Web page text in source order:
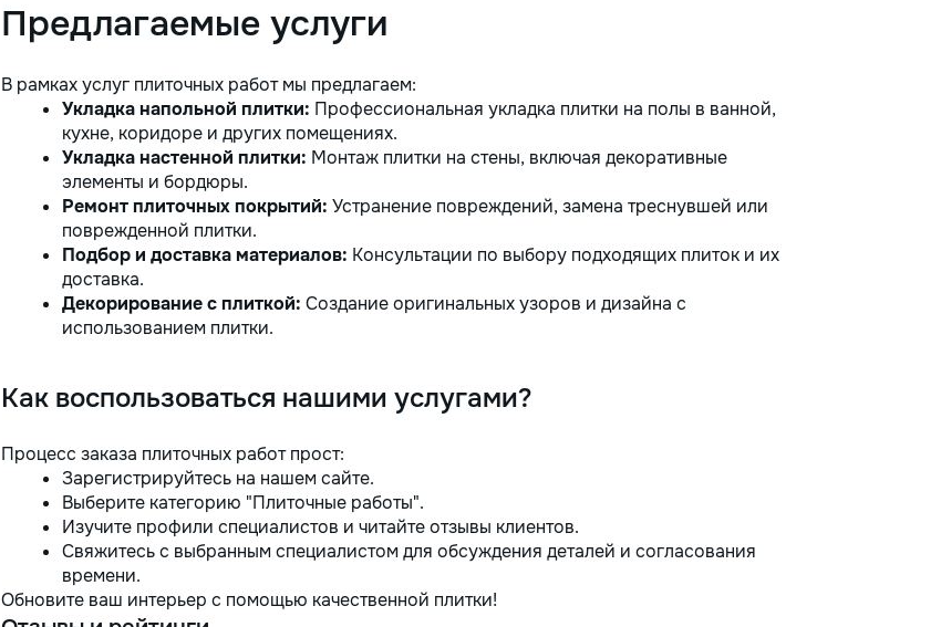
Предлагаемые услуги
В рамках услуг плиточных работ мы предлагаем:
Укладка напольной плитки: Профессиональная укладка плитки на полы в ванной,
кухне, коридоре и других помещениях.
Укладка настенной плитки: Монтаж плитки на стены, включая декоративные
элементы и бордюры.
Ремонт плиточных покрытий: Устранение повреждений, замена треснувшей или
поврежденной плитки.
Подбор и доставка материалов: Консультации по выбору подходящих плиток и их
доставка.
Декорирование с плиткой: Создание оригинальных узоров и дизайна с
использованием плитки.
Как воспользоваться нашими услугами?
Процесс заказа плиточных работ прост:
Зарегистрируйтесь на нашем сайте.
Выберите категорию "Плиточные работы".
Изучите профили специалистов и читайте отзывы клиентов.
Свяжитесь с выбранным специалистом для обсуждения деталей и согласования
времени.
Обновите ваш интерьер с помощью качественной плитки!